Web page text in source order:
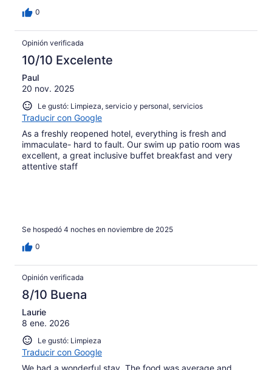
0
Opinión verificada
10/10 Excelente
Paul
20 nov. 2025
Le gustó: Limpieza, servicio y personal, servicios
Traducir con Google
As a freshly reopened hotel, everything is fresh and
immaculate- hard to fault. Our swim up patio room was
excellent, a great inclusive buffet breakfast and very
attentive staff
Se hospedó 4 noches en noviembre de 2025
0
Opinión verificada
8/10 Buena
Laurie
8 ene. 2026
Le gustó: Limpieza
Traducir con Google